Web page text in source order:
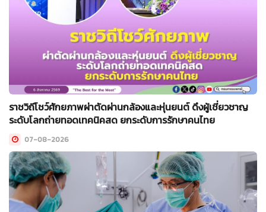
ราชวิถีโชว์ศักยภาพผ่าตัดผ่านกล้องและหุ่นยนต์ ดึงผู้เชี่ยวชาญ
ระดับโลกถ่ายทอดเทคนิคสด ยกระดับการรักษาคนไทย
07-08-2026